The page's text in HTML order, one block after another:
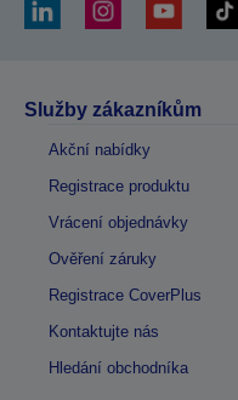
Služby zákazníkům
Akční nabídky
Registrace produktu
Vrácení objednávky
Ověření záruky
Registrace CoverPlus
Kontaktujte nás
Hledání obchodníka